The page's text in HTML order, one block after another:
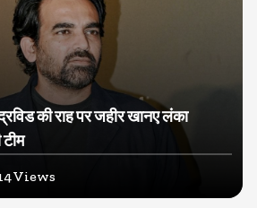
की राह पर जहीर खानए लंका
टीम
Views